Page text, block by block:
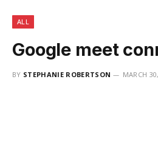
ALL
Google meet
BY STEPHANIE ROBERTSON MARCH